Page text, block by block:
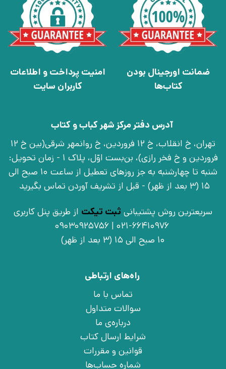
ضمانت اورجینال بودن
کتاب‌ها
امنیت پرداخت و اطلاعات
کاربران سایت
آدرس دفتر مرکز شهر کباب و کتاب
تهران، خ انقلاب، خ 12 فروردین، خ روانمهر شرقی(بین خ 12
فروردین و خ فخر رازی)، بن‌بست اوّل، پلاک 1 - زمان تحویل:
شنبه تا چهارشنبه به جز روزهای تعطیل از ساعت 10 صبح الی
15 (3 بعد از ظهر) - قبل از تشریف آوردن تماس بگیرید
سریعترین روش پشتیبانی ثبت تیکت از طریق پنل کاربری
021-66410976 | 09030925756
10 صبح الی 15 (3 بعد از ظهر)
راه‌های ارتباطی
تماس با ما
سوالات متداول
درباره‌ی ما
شرایط ارسال کتاب
قوانین و مقررات
شماره حساب‌ها